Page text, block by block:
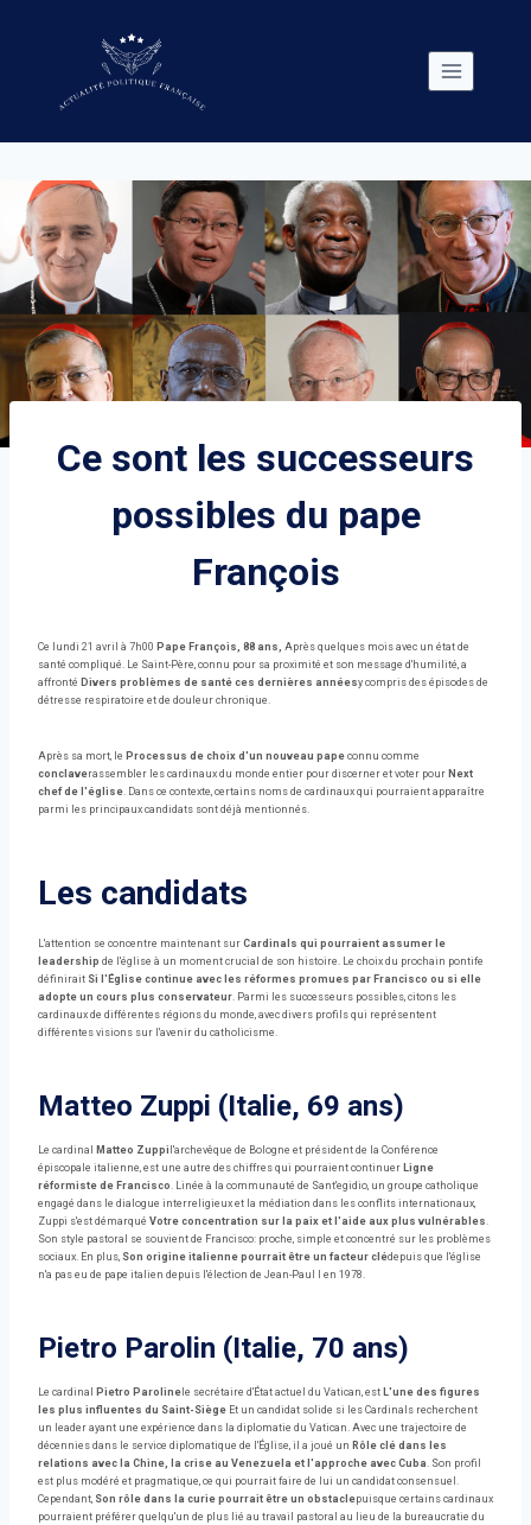
Ce sont les successeurs
possibles du pape
François
Ce lundi 21 avril à 7h00 Pape François, 88 ans, Après quelques mois avec un état de
santé compliqué. Le Saint-Père, connu pour sa proximité et son message d'humilité, a
affronté Divers problèmes de santé ces dernières annéesy compris des épisodes de
détresse respiratoire et de douleur chronique.
Après sa mort, le Processus de choix d'un nouveau pape connu comme
conclaverassembler les cardinaux du monde entier pour discerner et voter pour Next
chef de l'église. Dans ce contexte, certains noms de cardinaux qui pourraient apparaître
parmi les principaux candidats sont déjà mentionnés.
Les candidats
L'attention se concentre maintenant sur Cardinals qui pourraient assumer le
leadership de l'église à un moment crucial de son histoire. Le choix du prochain pontife
définirait Si l'Église continue avec les réformes promues par Francisco ou si elle
adopte un cours plus conservateur. Parmi les successeurs possibles, citons les
cardinaux de différentes régions du monde, avec divers profils qui représentent
différentes visions sur l'avenir du catholicisme.
Matteo Zuppi (Italie, 69 ans)
Le cardinal Matteo Zuppi l'archevêque de Bologne et président de la Conférence
épiscopale italienne, est une autre des chiffres qui pourraient continuer Ligne
réformiste de Francisco. Linée à la communauté de Sant'egidio, un groupe catholique
engagé dans le dialogue interreligieux et la médiation dans les conflits internationaux,
Zuppi s'est démarqué Votre concentration sur la paix et l'aide aux plus vulnérables.
Son style pastoral se souvient de Francisco: proche, simple et concentré sur les problèmes
sociaux. En plus, Son origine italienne pourrait être un facteur clédepuis que l'église
n'a pas eu de pape italien depuis l'élection de Jean-Paul I en 1978.
Pietro Parolin (Italie, 70 ans)
Le cardinal Pietro Paroline le secrétaire d'État actuel du Vatican, est L'une des figures
les plus influentes du Saint-Siège Et un candidat solide si les Cardinals recherchent
un leader ayant une expérience dans la diplomatie du Vatican. Avec une trajectoire de
décennies dans le service diplomatique de l'Église, il a joué un Rôle clé dans les
relations avec la Chine, la crise au Venezuela et l'approche avec Cuba. Son profil
est plus modéré et pragmatique, ce qui pourrait faire de lui un candidat consensuel.
Cependant, Son rôle dans la curie pourrait être un obstaclepuisque certains cardinaux
pourraient préférer quelqu'un de plus lié au travail pastoral au lieu de la bureaucratie du